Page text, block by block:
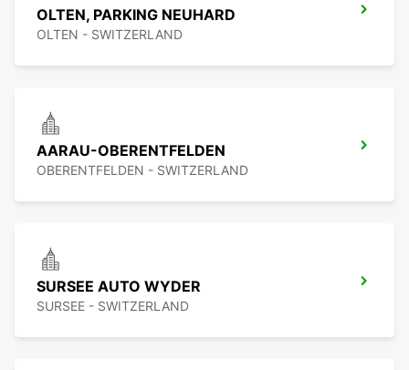
OLTEN, PARKING NEUHARD
OLTEN - SWITZERLAND
AARAU-OBERENTFELDEN
OBERENTFELDEN - SWITZERLAND
SURSEE AUTO WYDER
SURSEE - SWITZERLAND